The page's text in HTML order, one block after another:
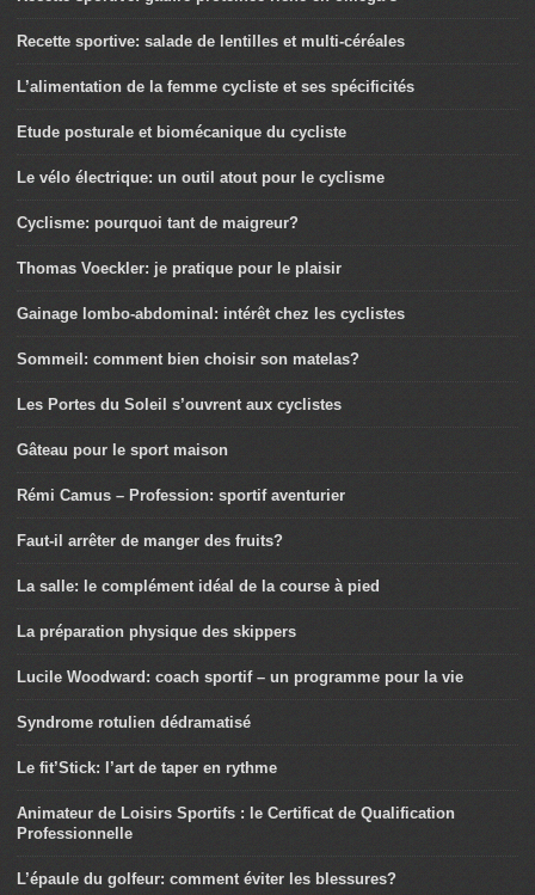
Recette sportive: salade de lentilles et multi-céréales
L’alimentation de la femme cycliste et ses spécificités
Etude posturale et biomécanique du cycliste
Le vélo électrique: un outil atout pour le cyclisme
Cyclisme: pourquoi tant de maigreur?
Thomas Voeckler: je pratique pour le plaisir
Gainage lombo-abdominal: intérêt chez les cyclistes
Sommeil: comment bien choisir son matelas?
Les Portes du Soleil s’ouvrent aux cyclistes
Gâteau pour le sport maison
Rémi Camus – Profession: sportif aventurier
Faut-il arrêter de manger des fruits?
La salle: le complément idéal de la course à pied
La préparation physique des skippers
Lucile Woodward: coach sportif – un programme pour la vie
Syndrome rotulien dédramatisé
Le fit’Stick: l’art de taper en rythme
Animateur de Loisirs Sportifs : le Certificat de Qualification
Professionnelle
L’épaule du golfeur: comment éviter les blessures?